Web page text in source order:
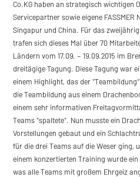
Co.KG haben an strategisch wichtigen
Servicepartner sowie eigene FASSMER
Singapur und China. Für das
trafen sich dieses Mal über 70
Ländern vom 17.09. – 19.09.2015 im
dreitägige Tagung. Diese Tagung war
einem Highlight, das der
die Teambildung aus einem
einem sehr informativen
Teams "spaltete". Nun musste ein
Vorstellungen gebaut und ein
für die drei Teams auf die Weser ging,
einem konzertierten Training wurde ein
was alle Teams mit großem Ehrgeiz